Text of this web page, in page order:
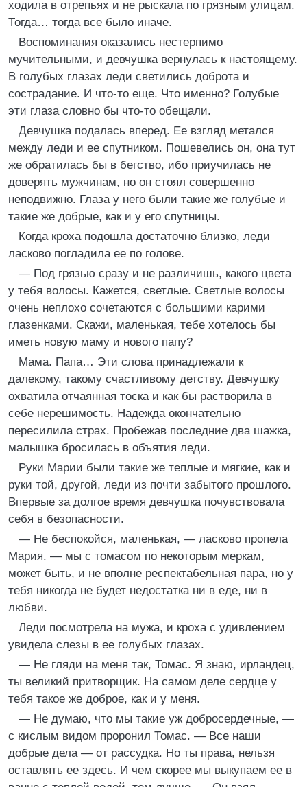
ходила в отрепьях и не рыскала по грязным улицам.
Тогда… тогда все было иначе.
Воспоминания оказались нестерпимо
мучительными, и девчушка вернулась к настоящему.
В голубых глазах леди светились доброта и
сострадание. И что-то еще. Что именно? Голубые
эти глаза словно бы что-то обещали.
Девчушка подалась вперед. Ее взгляд метался
между леди и ее спутником. Пошевелись он, она тут
же обратилась бы в бегство, ибо приучилась не
доверять мужчинам, но он стоял совершенно
неподвижно. Глаза у него были такие же голубые и
такие же добрые, как и у его спутницы.
Когда кроха подошла достаточно близко, леди
ласково погладила ее по голове.
— Под грязью сразу и не различишь, какого цвета
у тебя волосы. Кажется, светлые. Светлые волосы
очень неплохо сочетаются с большими карими
глазенками. Скажи, маленькая, тебе хотелось бы
иметь новую маму и нового папу?
Мама. Папа… Эти слова принадлежали к
далекому, такому счастливому детству. Девчушку
охватила отчаянная тоска и как бы растворила в
себе нерешимость. Надежда окончательно
пересилила страх. Пробежав последние два шажка,
малышка бросилась в объятия леди.
Руки Марии были такие же теплые и мягкие, как и
руки той, другой, леди из почти забытого прошлого.
Впервые за долгое время девчушка почувствовала
себя в безопасности.
— Не беспокойся, маленькая, — ласково пропела
Мария. — мы с томасом по некоторым меркам,
может быть, и не вполне респектабельная пара, но у
тебя никогда не будет недостатка ни в еде, ни в
любви.
Леди посмотрела на мужа, и кроха с удивлением
увидела слезы в ее голубых глазах.
— Не гляди на меня так, Томас. Я знаю, ирландец,
ты великий притворщик. На самом деле сердце у
тебя такое же доброе, как и у меня.
— Не думаю, что мы такие уж добросердечные, —
с кислым видом проронил Томас. — Все наши
добрые дела — от рассудка. Но ты права, нельзя
оставлять ее здесь. И чем скорее мы выкупаем ее в